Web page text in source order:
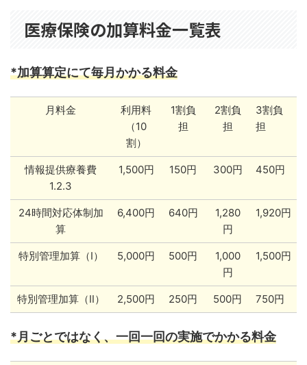
医療保険の加算料金一覧表
*加算算定にて毎月かかる料金
月料金
利用料
（10
割）
1割負
担
2割負
担
3割負
担
情報提供療養費
1.2.3
1,500円 150円 300円 450円
24時間対応体制加
算
6,400円 640円
1,280
円
1,920円
特別管理加算（Ⅰ） 5,000円 500円
1,000
円
1,500円
特別管理加算（Ⅱ） 2,500円 250円 500円 750円
*月ごとではなく、一回一回の実施でかかる料金